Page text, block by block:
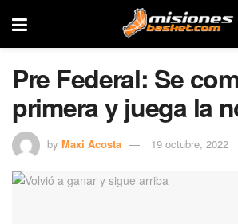
Pre Federal: Se
primera y juega la
by Maxi Acosta 19 octubre, 2022